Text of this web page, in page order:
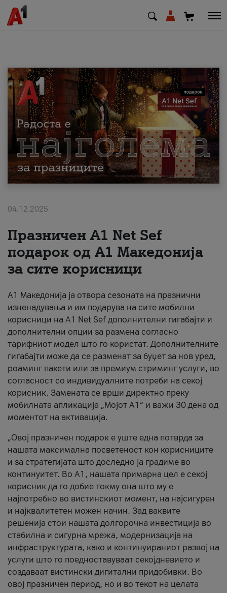
МК EN SQ
Приватни Деловни
Поддршка
Надополни кредит
За нас
#ПодобарОнлајн
04.12.2025
Празничен A1 Net Sеf
подарок од А1 Македонија
за сите корисници
А1 Македонија ја отвора сезоната на празнични
изненадувања и им подарува на сите мобилни
корисници на A1 Net Sef дополнителни гигабајти и
дополнителни опции за размена согласно
тарифниот модел што го користат. Дополнителните
гигабајти може да се разменат за буџет за нов уред,
роаминг пакети или за премиум стриминг услуги, во
согласност со индивидуалните потреби на секој
корисник. Замената се врши директно преку
мобилната апликација „Мојот А1“ и важи 30 дена од
моментот на активација.
„Овој празничен подарок е уште една потврда за
нашата максимална посветеност кон корисниците
и за стратегијата што доследно ја градиме во
континуитет. Во А1, нашата примарна цел е секој
корисник да го добие токму она што му е
најпотребно во вистинскиот момент, на најсигурен
и најквалитетен можен начин. Зад ваквите
решенија стои нашата долгорочна инвестиција во
стабилна и сигурна мрежа, модернизација на
инфраструктурата, како и континуираниот развој на
услуги што го поедноставуваат секојдневието и
создаваат вистински дигитални придобивки. Во
овој празничен период, но и во текот на целата